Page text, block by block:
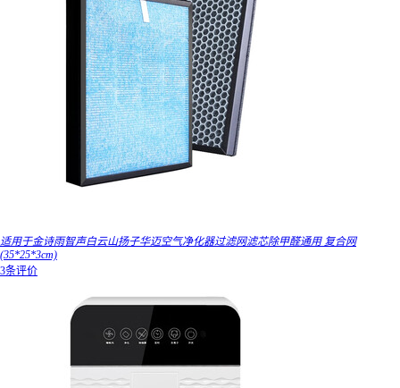
适用于金诗雨智声白云山扬子华迈空气净化器过滤网滤芯除甲醛通用 复合网
(35*25*3cm)
3条评价